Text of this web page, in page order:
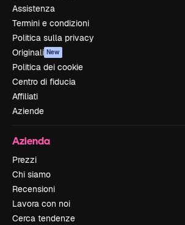
Assistenza
Termini e condizioni
Politica sulla privacy
Originali New
Politica dei cookie
Centro di fiducia
Affiliati
Aziende
Azienda
Prezzi
Chi siamo
Recensioni
Lavora con noi
Cerca tendenze